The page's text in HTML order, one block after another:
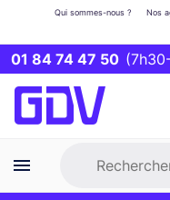
01 84 74 47 50
Qui sommes-nous ? Nos